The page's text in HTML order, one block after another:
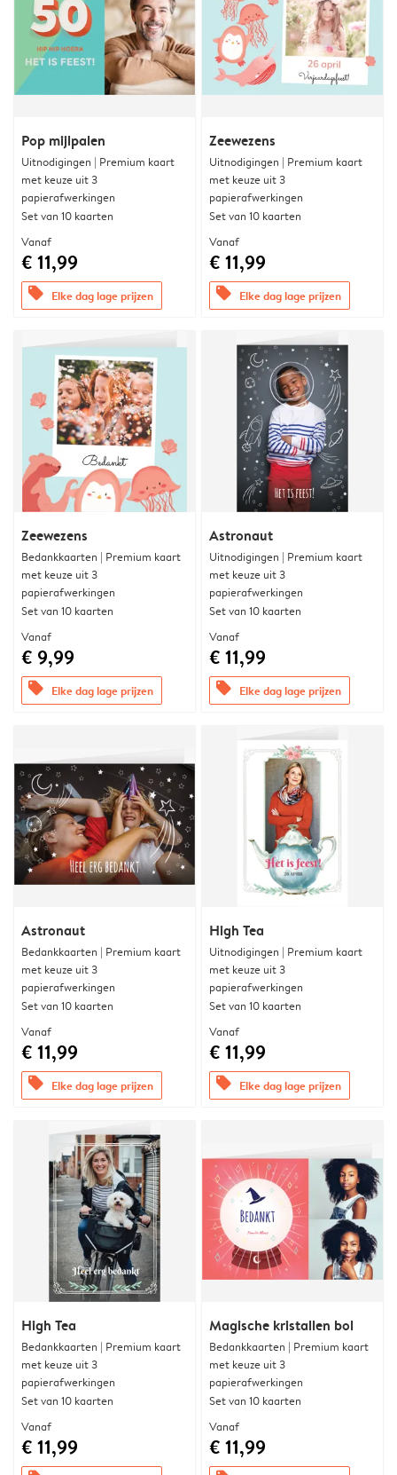
Pop mijlpalen
Uitnodigingen | Premium kaart
met keuze uit 3
papierafwerkingen
Set van 10 kaarten
Vanaf
€ 11,99
offers Elke dag lage prijzen
Zeewezens
Uitnodigingen | Premium kaart
met keuze uit 3
papierafwerkingen
Set van 10 kaarten
Vanaf
€ 11,99
offers Elke dag lage prijzen
Zeewezens
Bedankkaarten | Premium kaart
met keuze uit 3
papierafwerkingen
Set van 10 kaarten
Vanaf
€ 9,99
offers Elke dag lage prijzen
Astronaut
Uitnodigingen | Premium kaart
met keuze uit 3
papierafwerkingen
Set van 10 kaarten
Vanaf
€ 11,99
offers Elke dag lage prijzen
Astronaut
Bedankkaarten | Premium kaart
met keuze uit 3
papierafwerkingen
Set van 10 kaarten
Vanaf
€ 11,99
offers Elke dag lage prijzen
High Tea
Uitnodigingen | Premium kaart
met keuze uit 3
papierafwerkingen
Set van 10 kaarten
Vanaf
€ 11,99
offers Elke dag lage prijzen
High Tea
Bedankkaarten | Premium kaart
met keuze uit 3
papierafwerkingen
Set van 10 kaarten
Vanaf
€ 11,99
Magische kristallen bol
Bedankkaarten | Premium kaart
met keuze uit 3
papierafwerkingen
Set van 10 kaarten
Vanaf
€ 11,99